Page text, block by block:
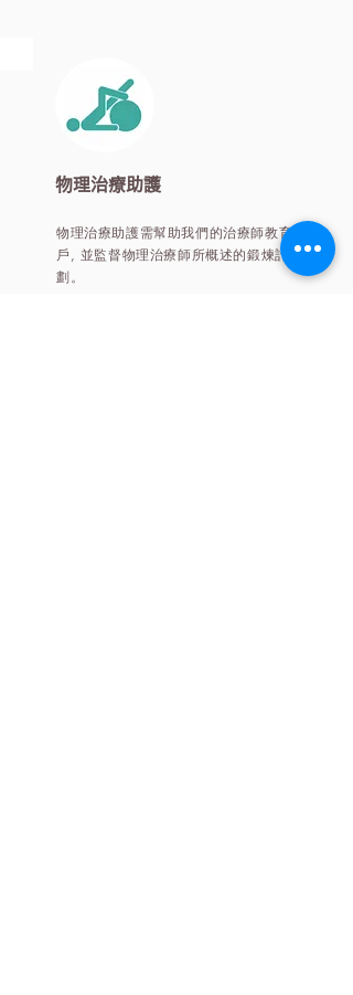
物理治療助護
物理治療助護需幫助我們的治療師教育客
戶, 並監督物理治療師所概述的鍛煉計
劃。